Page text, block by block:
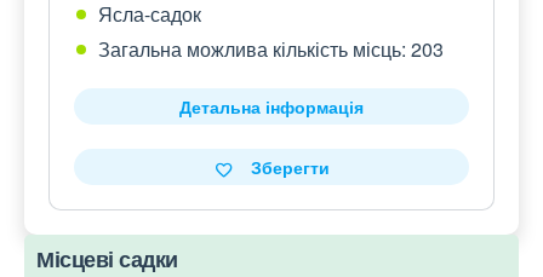
Ясла-садок
Загальна можлива кількість місць: 203
Детальна інформація
Зберегти
Місцеві садки